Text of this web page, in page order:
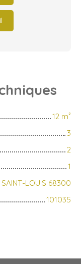
12 m²
3
2
1
LOUIS 68300
101035